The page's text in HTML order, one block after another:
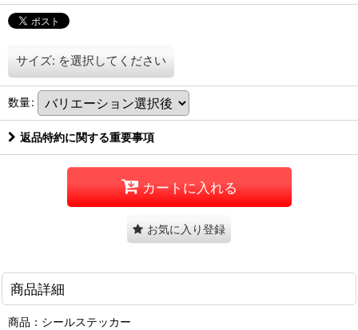
サイズ: を選択してください
数量:
返品特約に関する重要事項
カートに入れる
お気に入り登録
商品詳細
商品：シールステッカー